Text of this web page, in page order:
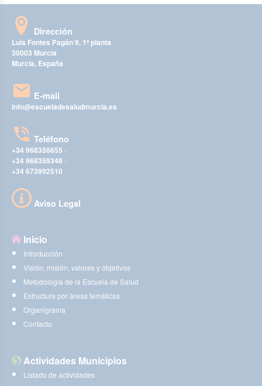
Dirección
Luis Fontes Pagán 9, 1ª planta
30003 Murcia
Murcia, España
E-mail
info@escueladesaludmurcia.es
Teléfono
+34 968356655 -
+34 968359348 -
+34 673992510
Aviso Legal
Inicio
Introducción
Visión, misión, valores y objetivos
Metodología de la Escuela de Salud
Estructura por áreas temáticas
Organigrama
Contacto
Actividades Municipios
Listado de actividades